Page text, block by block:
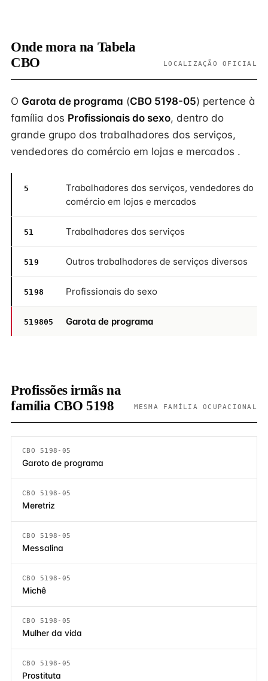
Onde mora na Tabela
CBO
LOCALIZAÇÃO OFICIAL
O Garota de programa (CBO 5198-05) pertence à
família dos Profissionais do sexo, dentro do
grande grupo dos trabalhadores dos serviços,
vendedores do comércio em lojas e mercados .
5
Trabalhadores dos serviços, vendedores do
comércio em lojas e mercados
51 Trabalhadores dos serviços
519 Outros trabalhadores de serviços diversos
5198 Profissionais do sexo
519805 Garota de programa
Profissões irmãs na
família CBO 5198
MESMA FAMÍLIA OCUPACIONAL
CBO 5198-05
Garoto de programa
CBO 5198-05
Meretriz
CBO 5198-05
Messalina
CBO 5198-05
Michê
CBO 5198-05
Mulher da vida
CBO 5198-05
Prostituta